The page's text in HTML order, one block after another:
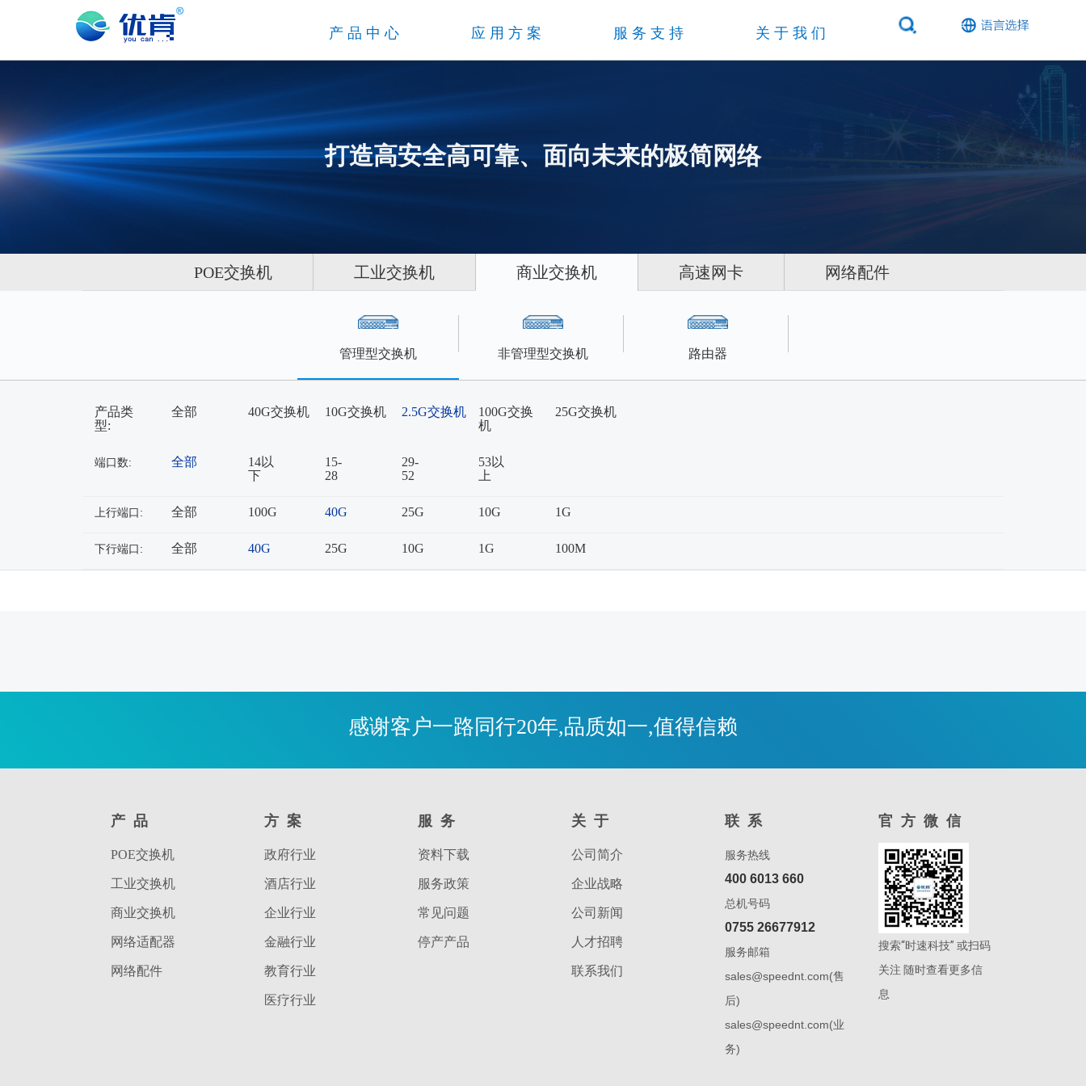
产品中心 应用方案 服务支持 关于我们
打造高安全高可靠、面向未来的极简网络
POE交换机 工业交换机 商业交换机 高速网卡 网络配件
管理型交换机 非管理型交换机 路由器
产品类
型:
全部 40G交换机 10G交换机 2.5G交换机
100G交换
机
25G交换机
端口数: 全部
14以
下
15-
28
29-
52
53以
上
上行端口: 全部 100G 40G 25G 10G 1G
下行端口: 全部 40G 25G 10G 1G 100M
感谢客户一路同行20年,品质如一,值得信赖
产品
POE交换机
工业交换机
商业交换机
网络适配器
网络配件
方案
政府行业
酒店行业
企业行业
金融行业
教育行业
医疗行业
服务
资料下载
服务政策
常见问题
停产产品
关于
公司简介
企业战略
公司新闻
人才招聘
联系我们
联系
服务热线
400 6013 660
总机号码
0755 26677912
服务邮箱
sales@speednt.com(售
后)
sales@speednt.com(业
务)
官方微信
搜索“时速科技” 或扫码
关注 随时查看更多信
息